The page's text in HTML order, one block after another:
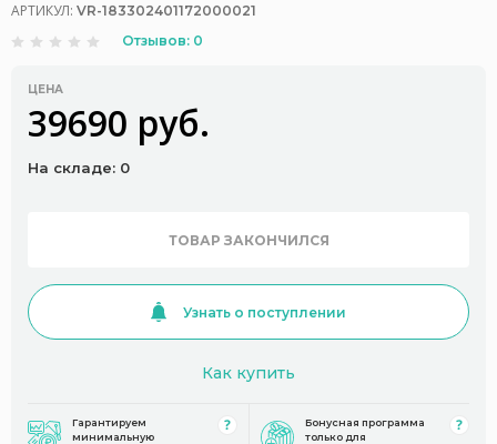
АРТИКУЛ: VR-183302401172000021
Отзывов: 0
ЦЕНА
39690 руб.
На складе: 0
ТОВАР ЗАКОНЧИЛСЯ
Узнать о поступлении
Как купить
Гарантируем
минимальную
Бонусная программа
только для